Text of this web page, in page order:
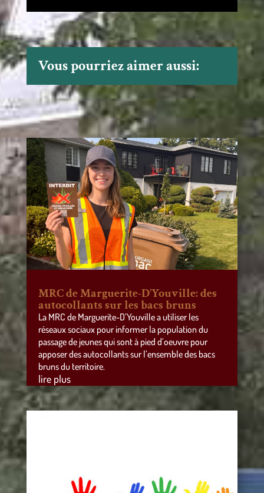
Vous pourriez aimer aussi:
MRC de Marguerite-D’Youville: des
autocollants sur les bacs bruns
La MRC de Marguerite-D’Youville a utiliser les
réseaux sociaux pour informer la population du
passage de jeunes qui sont à pied d’oeuvre pour
apposer des autocollants sur l’ensemble des bacs
bruns du territoire.
lire plus